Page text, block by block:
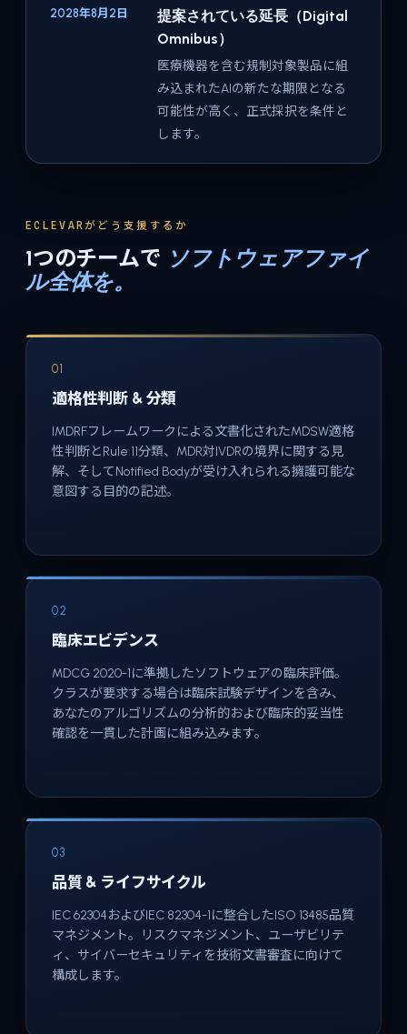
2028年8月2日
提案されている延長（Digital
Omnibus）
医療機器を含む規制対象製品に組
み込まれたAIの新たな期限となる
可能性が高く、正式採択を条件と
します。
ECLEVARがどう支援するか
1つのチームで ソフトウェアファイ
ル全体を。
01
適格性判断 & 分類
IMDRFフレームワークによる文書化されたMDSW適格
性判断とRule 11分類、MDR対IVDRの境界に関する見
解、そしてNotified Bodyが受け入れられる擁護可能な
意図する目的の記述。
02
臨床エビデンス
MDCG 2020-1に準拠したソフトウェアの臨床評価。
クラスが要求する場合は臨床試験デザインを含み、
あなたのアルゴリズムの分析的および臨床的妥当性
確認を一貫した計画に組み込みます。
03
品質 & ライフサイクル
IEC 62304およびIEC 82304-1に整合したISO 13485品質
マネジメント。リスクマネジメント、ユーザビリテ
ィ、サイバーセキュリティを技術文書審査に向けて
構成します。